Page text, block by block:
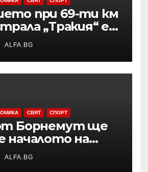
при 69-ти км
„Тракия“ е
заради
пожар в
ALFA.BG
СВЯТ СПОРТ
Борнемут ще
началото на
Висшата лига
на лявото
ALFA.BG